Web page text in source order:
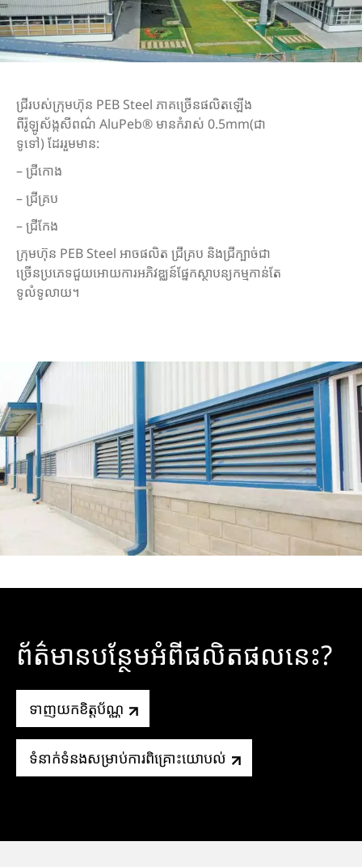
ជ្រីរបស់ក្រុមហ៊ុន PEB Steel ភាគច្រើនផលិតឡើង
ពីរ៉ូឡូស័ង្កសីពណ៌ AluPeb® មានកំរាស់ 0.5mm(ជា
ទូទៅ) ដែររួមមាន:
– ជ្រីកោង
– ជ្រីគ្រប
– ជ្រីកែង
ក្រុមហ៊ុន PEB Steel អាចផលិត ជ្រីគ្រប និងជ្រីក្បាច់ជា
ច្រើនប្រភេទជួយអោយការអភិវឌ្ឈន៍ផ្នែកស្ថាបន្យកម្មកាន់តែ
ទូលំទូលាយ។
ព័ត៌មានបន្ថែមអំពីផលិតផលនេះ?
ទាញយកខិត្តប័ណ្ណ
ទំនាក់ទំនងសម្រាប់ការពិគ្រោះយោបល់